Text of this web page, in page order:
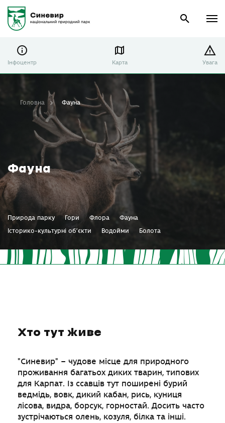
Інфоцентр Карта Увага
Фауна
Головна Фауна
Природа парку Гори Флора
Фауна
Історико-культурні об’єкти
Водойми Болота
Хто тут живе
"Синевир" – чудове місце для природного
проживання багатьох диких тварин, типових
для Карпат. Із ссавців тут поширені бурий
ведмідь, вовк, дикий кабан, рись, куниця
лісова, видра, борсук, горностай. Досить часто
зустрічаються олень, козуля, білка та інші.